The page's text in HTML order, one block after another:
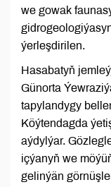
we gowak
ýerleşdirilen.
Hasabatyň
Günorta
tapylandygy
Köýtendagda
aýdylýar.
içýanyň we
gelinýän